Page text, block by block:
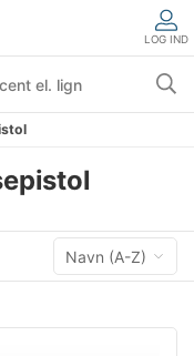
LOG IND
Navn (A-Z)